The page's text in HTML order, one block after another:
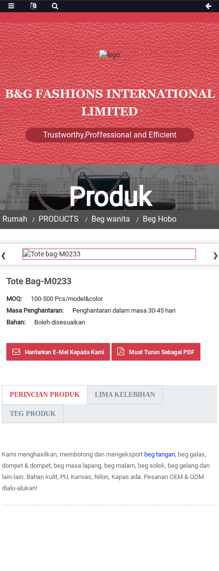
B&G FASHIONS INTERNATIONAL
LIMITED
Trustworthy,Proffessional and Efficient
Produk
Rumah PRODUCTS Beg wanita Beg Hobo
Tote Bag-M0233
MOQ:
100-500 Pcs/model&color
Masa Penghantaran:
Penghantaran dalam masa 30-45 hari
Bahan:
Boleh disesuaikan
Hantarkan E-Mel Kepada Kami Muat Turun Sebagai PDF
PERINCIAN PRODUK LIMA KELEBIHAN
TEG PRODUK
Kami menghasilkan, memborong dan mengeksport beg tangan, beg galas,
dompet & dompet, beg masa lapang, beg malam, beg solek, beg gelang dan
lain-lain. Bahan kulit, PU, ​​Kanvas, Nilon, Kapas ada. Pesanan OEM & ODM
dialu-alukan!